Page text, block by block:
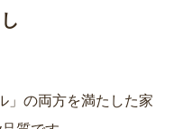
」の両方を満たした家